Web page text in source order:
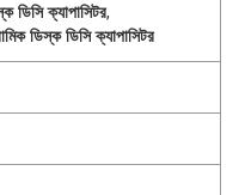
ডিসি ক্যাপাসিটর,
ডিস্ক ডিসি ক্যাপাসিটর